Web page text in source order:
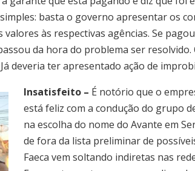
simples: basta o governo apresentar os
às respectivas agências. Se
da hora do problema ser resolvido.
deveria ter apresentado ação de
Insatisfeito – É notório que o
está feliz com a condução do grupo
na escolha do nome do Avante em
de fora da lista preliminar de
Faeca vem soltando indiretas nas